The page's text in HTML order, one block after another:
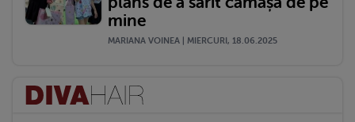
mine
MARIANA VOINEA | MIERCURI, 18.06.2025